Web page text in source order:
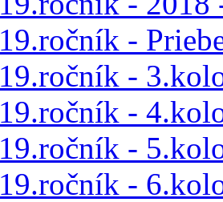
19.ročník -
19.ročník -
19.ročník -
19.ročník -
19.ročník -